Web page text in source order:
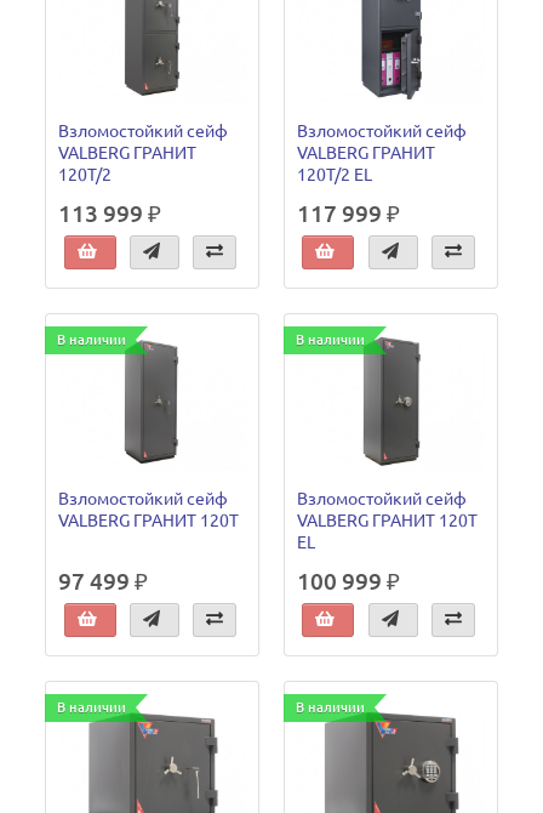
Взломостойкий сейф
VALBERG ГРАНИТ
120T/2
113 999 ₽
Взломостойкий сейф
VALBERG ГРАНИТ
120T/2 EL
117 999 ₽
В наличии
Взломостойкий сейф
VALBERG ГРАНИТ 120Т
97 499 ₽
В наличии
Взломостойкий сейф
VALBERG ГРАНИТ 120Т
EL
100 999 ₽
В наличии В наличии